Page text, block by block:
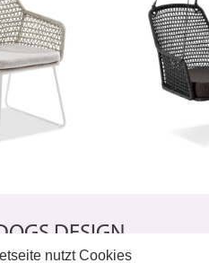
nutzt Cookies
DESIGN